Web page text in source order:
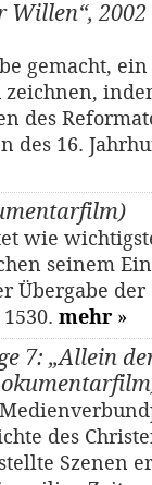
Willen“, 2002
gemacht, ein
des
des 16.
wie
seinem
Übergabe der
mehr »
7: „Allein
des
Szenen